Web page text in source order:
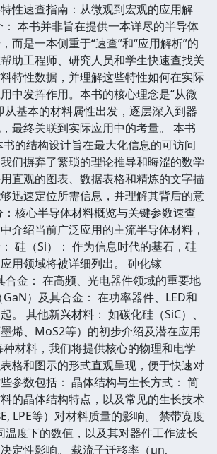
特性速查指南：从微观到宏观的应用解
本书并非旨在提供一本详尽的半导体
而是一本侧重于“速查”和“应用解析”的
助工程师、研究人员和学生快速查找关
特性数据，并理解这些特性如何在实际
中发挥作用。本书的核心理念是“从微
从基本的材料属性出发，逐层深入到器
最终关联到实际应用中的考量。 本书
的结构设计旨在最大化信息的可访问
们摒弃了繁琐的理论推导和晦涩的数学
直观的图表、数据表格和精炼的文字描
迅速定位所需信息，并理解其背后的意
：核心半导体材料概览与关键参数速查
介绍当前广泛应用的主流半导体材料，
硅（Si）： 作为信息时代的基石，硅
用领域将被详细列出。 砷化镓
合金： 在高频、光电器件领域的重要地
）及其合金： 在功率器件、LED和
。 其他新兴材料： 如碳化硅（SiC）、
烯、MoS2等）的初步介绍及潜在应用
材料，我们将提供核心的物理和电学
格和图示的形式直观呈现，便于快速对
参数包括： 晶体结构与生长方式： 简
的晶体结构特点，以及常见的生长技术
LPE等）对材料质量的影响。 禁带宽度
温度下的数值，以及其对器件工作波长
定性影响。 载流子迁移率（μn,